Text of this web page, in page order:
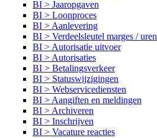
BI > Jaaropgaven
BI > Loonproces
BI > Aanlevering
BI > Verdeelsleutel marges / uren
BI > Autorisatie uitvoer
BI > Autorisaties
BI > Betalingsverkeer
BI > Statuswijzigingen
BI > Webservicediensten
BI > Aangiften en meldingen
BI > Archiveren
BI > Inschrijven
BI > Vacature reacties